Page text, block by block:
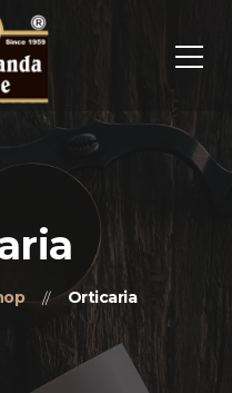
Orticaria